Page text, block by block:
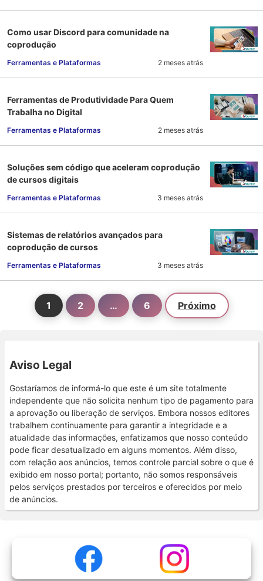
Como usar Discord para comunidade na
coprodução
Ferramentas e Plataformas 2 meses atrás
Ferramentas de Produtividade Para Quem
Trabalha no Digital
Ferramentas e Plataformas 2 meses atrás
Soluções sem código que aceleram coprodução
de cursos digitais
Ferramentas e Plataformas 3 meses atrás
Sistemas de relatórios avançados para
coprodução de cursos
Ferramentas e Plataformas 3 meses atrás
1 2 … 6 Próximo
Aviso Legal
Gostaríamos de informá-lo que este é um site totalmente
independente que não solicita nenhum tipo de pagamento para
a aprovação ou liberação de serviços. Embora nossos editores
trabalhem continuamente para garantir a integridade e a
atualidade das informações, enfatizamos que nosso conteúdo
pode ficar desatualizado em alguns momentos. Além disso,
com relação aos anúncios, temos controle parcial sobre o que é
exibido em nosso portal; portanto, não somos responsáveis
pelos serviços prestados por terceiros e oferecidos por meio
de anúncios.